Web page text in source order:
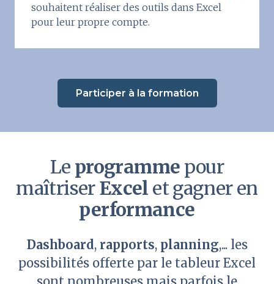
souhaitent réaliser des outils dans Excel
pour leur propre compte.
Participer à la formation
Le programme pour
maîtriserExcel et gagner en
performance
Dashboard, rapports, planning,... les
possibilités offerte par le tableur Excel